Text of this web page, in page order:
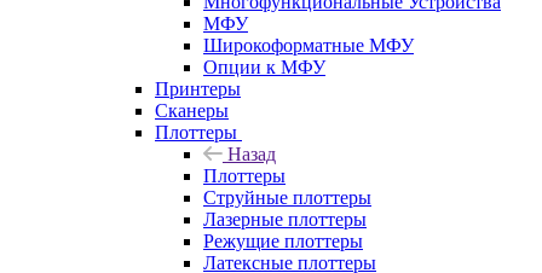
МФУ
Широкоформатные МФУ
Опции к МФУ
Принтеры
Сканеры
Плоттеры
Назад
Плоттеры
Струйные плоттеры
Лазерные плоттеры
Режущие плоттеры
Латексные плоттеры